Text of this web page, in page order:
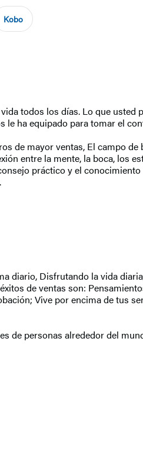
Kobo
todos los días. Lo que
ha equipado para tomar el
de mayor ventas, El campo
entre la mente, la boca, los
práctico y el
diario, Disfrutando la vida
de ventas son:
Vive por encima de tus
de personas alrededor del